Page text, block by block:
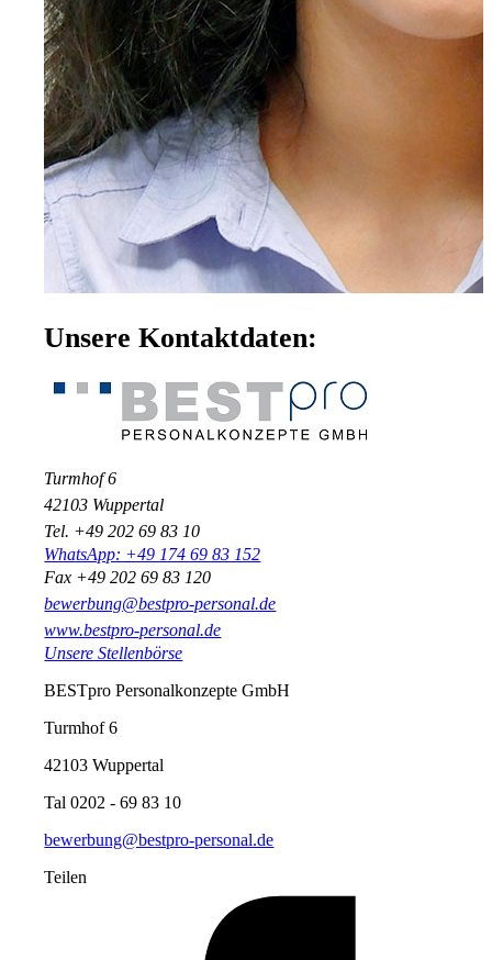
Unsere Kontaktdaten:
Turmhof 6
42103 Wuppertal
Tel. +49 202 69 83 10
WhatsApp: +49 174 69 83 152
Fax +49 202 69 83 120
bewerbung@bestpro-personal.de
www.bestpro-personal.de
Unsere Stellenbörse
BESTpro Personalkonzepte GmbH
Turmhof 6
42103 Wuppertal
Tal 0202 - 69 83 10
bewerbung@bestpro-personal.de
Teilen